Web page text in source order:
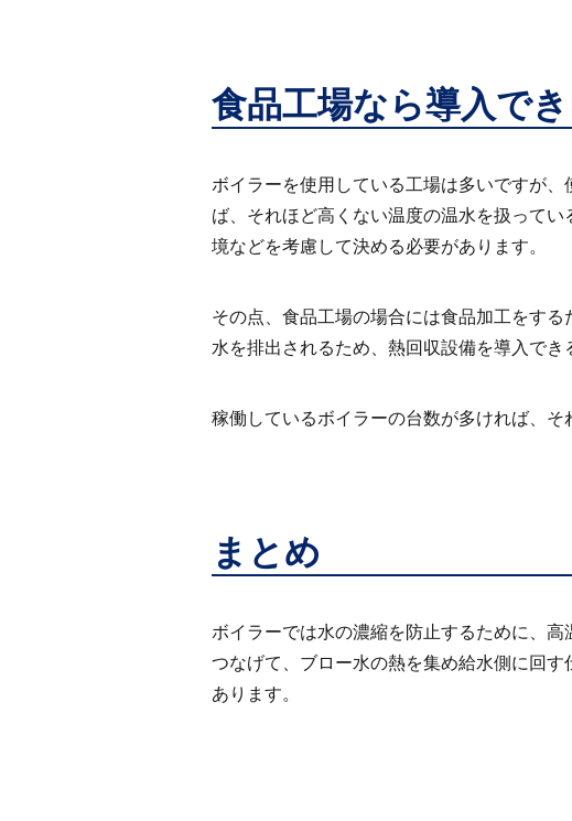
食品工場なら導入で
ボイラーを使用している工場は多いですが
ば、それほど高くない温度の温水を扱って
境などを考慮して決める必要があります。
その点、食品工場の場合には食品加工をす
水を排出されるため、熱回収設備を導入でき
稼働しているボイラーの台数が多ければ、そ
まとめ
ボイラーでは水の濃縮を防止するために、
つなげて、ブロー水の熱を集め給水側に回
あります。